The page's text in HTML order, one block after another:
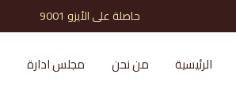
حاصلة على الأيزو 9001 ( الشريك الذي تثق به )
الرئيسية من نحن مجلس ادارة